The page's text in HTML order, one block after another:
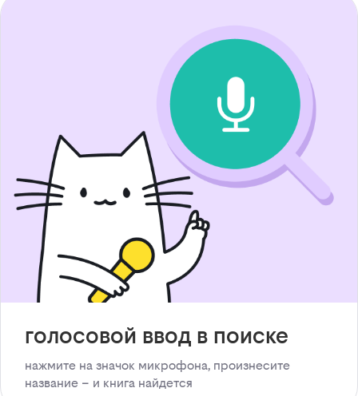
голосовой ввод в поиске
нажмите на значок микрофона, произнесите
название – и книга найдется